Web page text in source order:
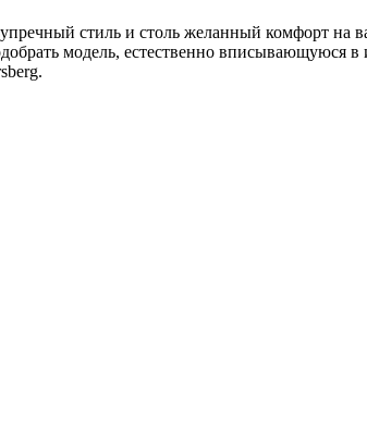
стиль и столь желанный комфорт
модель, естественно вписывающуюся